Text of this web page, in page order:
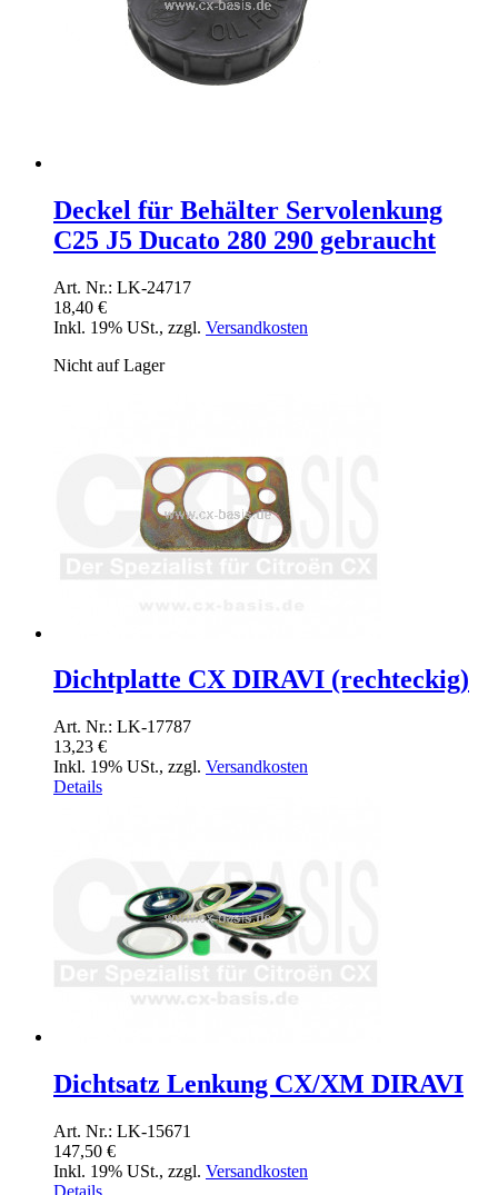
Deckel für Behälter Servolenkung
C25 J5 Ducato 280 290 gebraucht
Art. Nr.: LK-24717
18,40 €
Inkl. 19% USt., zzgl. Versandkosten
Nicht auf Lager
Dichtplatte CX DIRAVI (rechteckig)
Art. Nr.: LK-17787
13,23 €
Inkl. 19% USt., zzgl. Versandkosten
Details
Dichtsatz Lenkung CX/XM DIRAVI
Art. Nr.: LK-15671
147,50 €
Inkl. 19% USt., zzgl. Versandkosten